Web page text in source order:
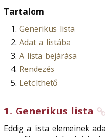
Tartalom
Generikus lista
Adat a listába
A lista bejárása
Rendezés
Letölthető
1. Generikus lista
Eddig a lista elemeinek